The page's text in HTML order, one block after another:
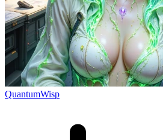
QuantumWisp